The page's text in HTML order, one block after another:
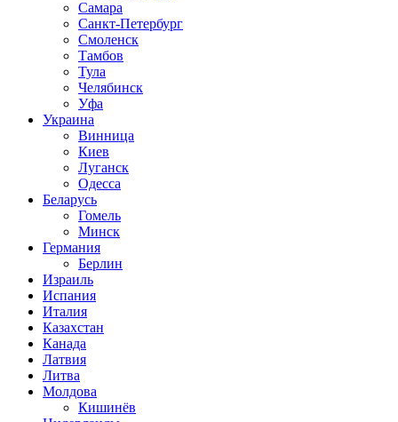
Самара
Санкт-Петербург
Смоленск
Тамбов
Тула
Челябинск
Уфа
Украина
Винница
Киев
Луганск
Одесса
Беларусь
Гомель
Минск
Германия
Берлин
Израиль
Испания
Италия
Казахстан
Канада
Латвия
Литва
Молдова
Кишинёв